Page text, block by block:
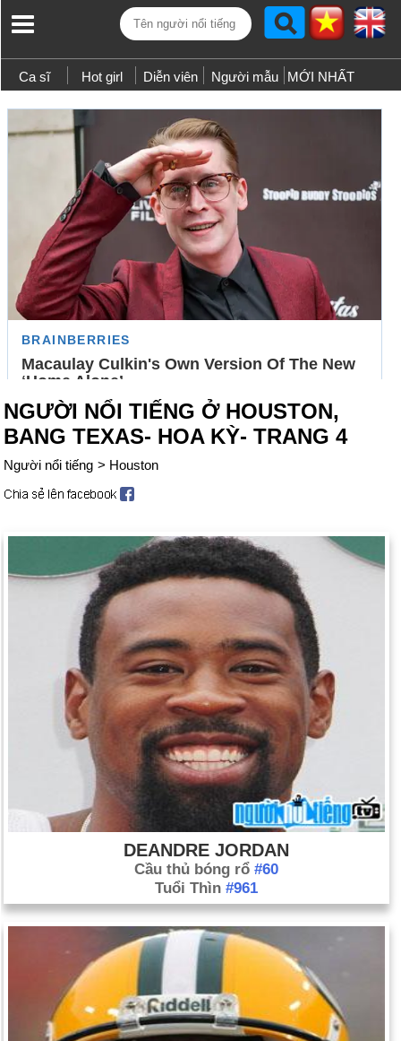
Ca sĩ Hot girl Diễn viên Người mẫu MỚI NHẤT
NGƯỜI NỔI TIẾNG Ở HOUSTON,
BANG TEXAS- HOA KỲ- TRANG 4
Người nổi tiếng > Houston
DEANDRE JORDAN
Cầu thủ bóng rổ #60
Tuổi Thìn #961